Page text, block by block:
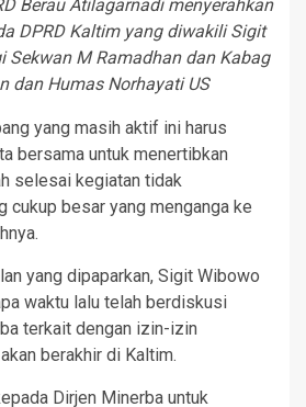
Berau Atilagarnadi menyerahkan
DPRD Kaltim yang diwakili Sigit
Sekwan M Ramadhan dan Kabag
dan Humas Norhayati US
yang masih aktif ini harus
bersama untuk menertibkan
selesai kegiatan tidak
cukup besar yang menganga ke
yang dipaparkan, Sigit Wibowo
waktu lalu telah berdiskusi
terkait dengan izin-izin
berakhir di Kaltim.
Dirjen Minerba untuk